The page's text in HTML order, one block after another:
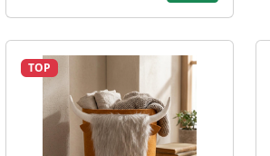
TOP